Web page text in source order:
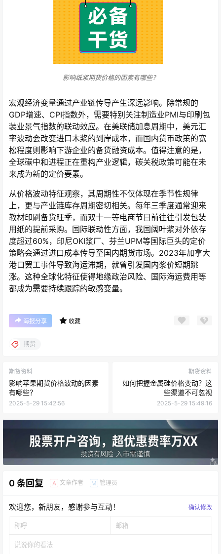
影响纸浆期货价格的因素有哪些？
宏观经济变量通过产业链传导产生深远影响。除常规的
GDP增速、CPI指数外，需要特别关注制造业PMI与印刷包
装业景气指数的联动效应。在美联储加息周期中，美元汇
率波动会改变进口木浆的到岸成本，而国内货币政策的宽
松程度则影响下游企业的备货融资成本。值得注意的是，
全球碳中和进程正在重构产业逻辑，碳关税政策可能在未
来成为新的定价要素。
从价格波动特征观察，其周期性不仅体现在季节性规律
上，更与产业链库存周期密切相关。每年三季度通常迎来
教材印刷备货旺季，而双十一等电商节日前往往引发包装
用纸的提前采购。国际联动性方面，我国阔叶浆对外依存
度超过60%，印尼OKI浆厂、芬兰UPM等国际巨头的定价
策略会通过进口成本传导至国内期货市场。2023年加拿大
港口罢工事件导致海运滞期，就曾引发国内浆价短期跳
涨。这种全球化特征使得地缘政治风险、国际海运费用等
都成为需要持续跟踪的敏感变量。
海报分享 收藏
期货
期货资料
影响苹果期货价格波动的因素
有哪些？
2025-5-29 15:42:56
期货资料
如何把握金属硅价格变动？这
些渠道不可忽视
2025-5-29 15:49:16
0 条回复 A 文章作者 M 管理员
欢迎您，新朋友，感谢参与互动！ 确认修改